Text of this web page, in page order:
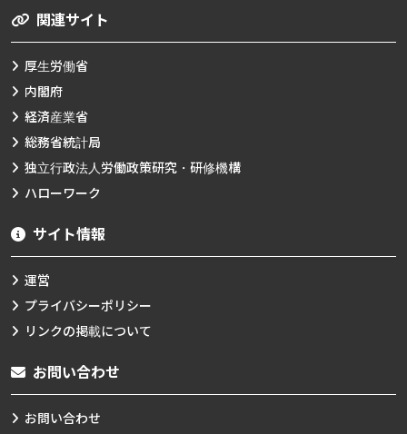
関連サイト
厚生労働省
内閣府
経済産業省
総務省統計局
独立行政法人労働政策研究・研修機構
ハローワーク
サイト情報
運営
プライバシーポリシー
リンクの掲載について
お問い合わせ
お問い合わせ